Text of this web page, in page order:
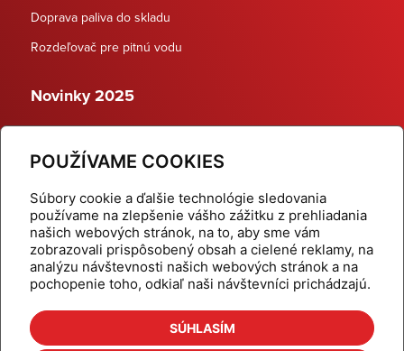
POUŽÍVAME COOKIES
Súbory cookie a ďalšie technológie sledovania
používame na zlepšenie vášho zážitku z prehliadania
našich webových stránok, na to, aby sme vám
zobrazovali prispôsobený obsah a cielené reklamy, na
analýzu návštevnosti našich webových stránok a na
pochopenie toho, odkiaľ naši návštevníci prichádzajú.
SÚHLASÍM
Doprava paliva do skladu
Rozdeľovač pre pitnú vodu
Novinky 2025
Dynamické termostatické ventily
Domov
Produkty
Aktuality
Odber šikovné tipy
Kalkulačky
Cenníky
Na stiahnutie
Referencie